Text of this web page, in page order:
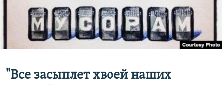
"Все засыплет хвоей наших